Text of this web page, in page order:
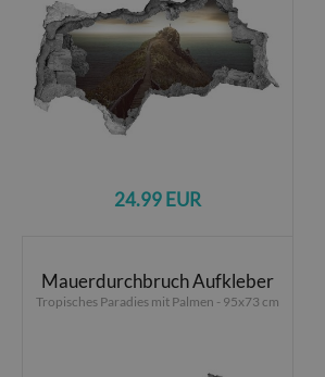
24.99 EUR
Mauerdurchbruch Aufkleber
Tropisches Paradies mit Palmen - 95x73 cm